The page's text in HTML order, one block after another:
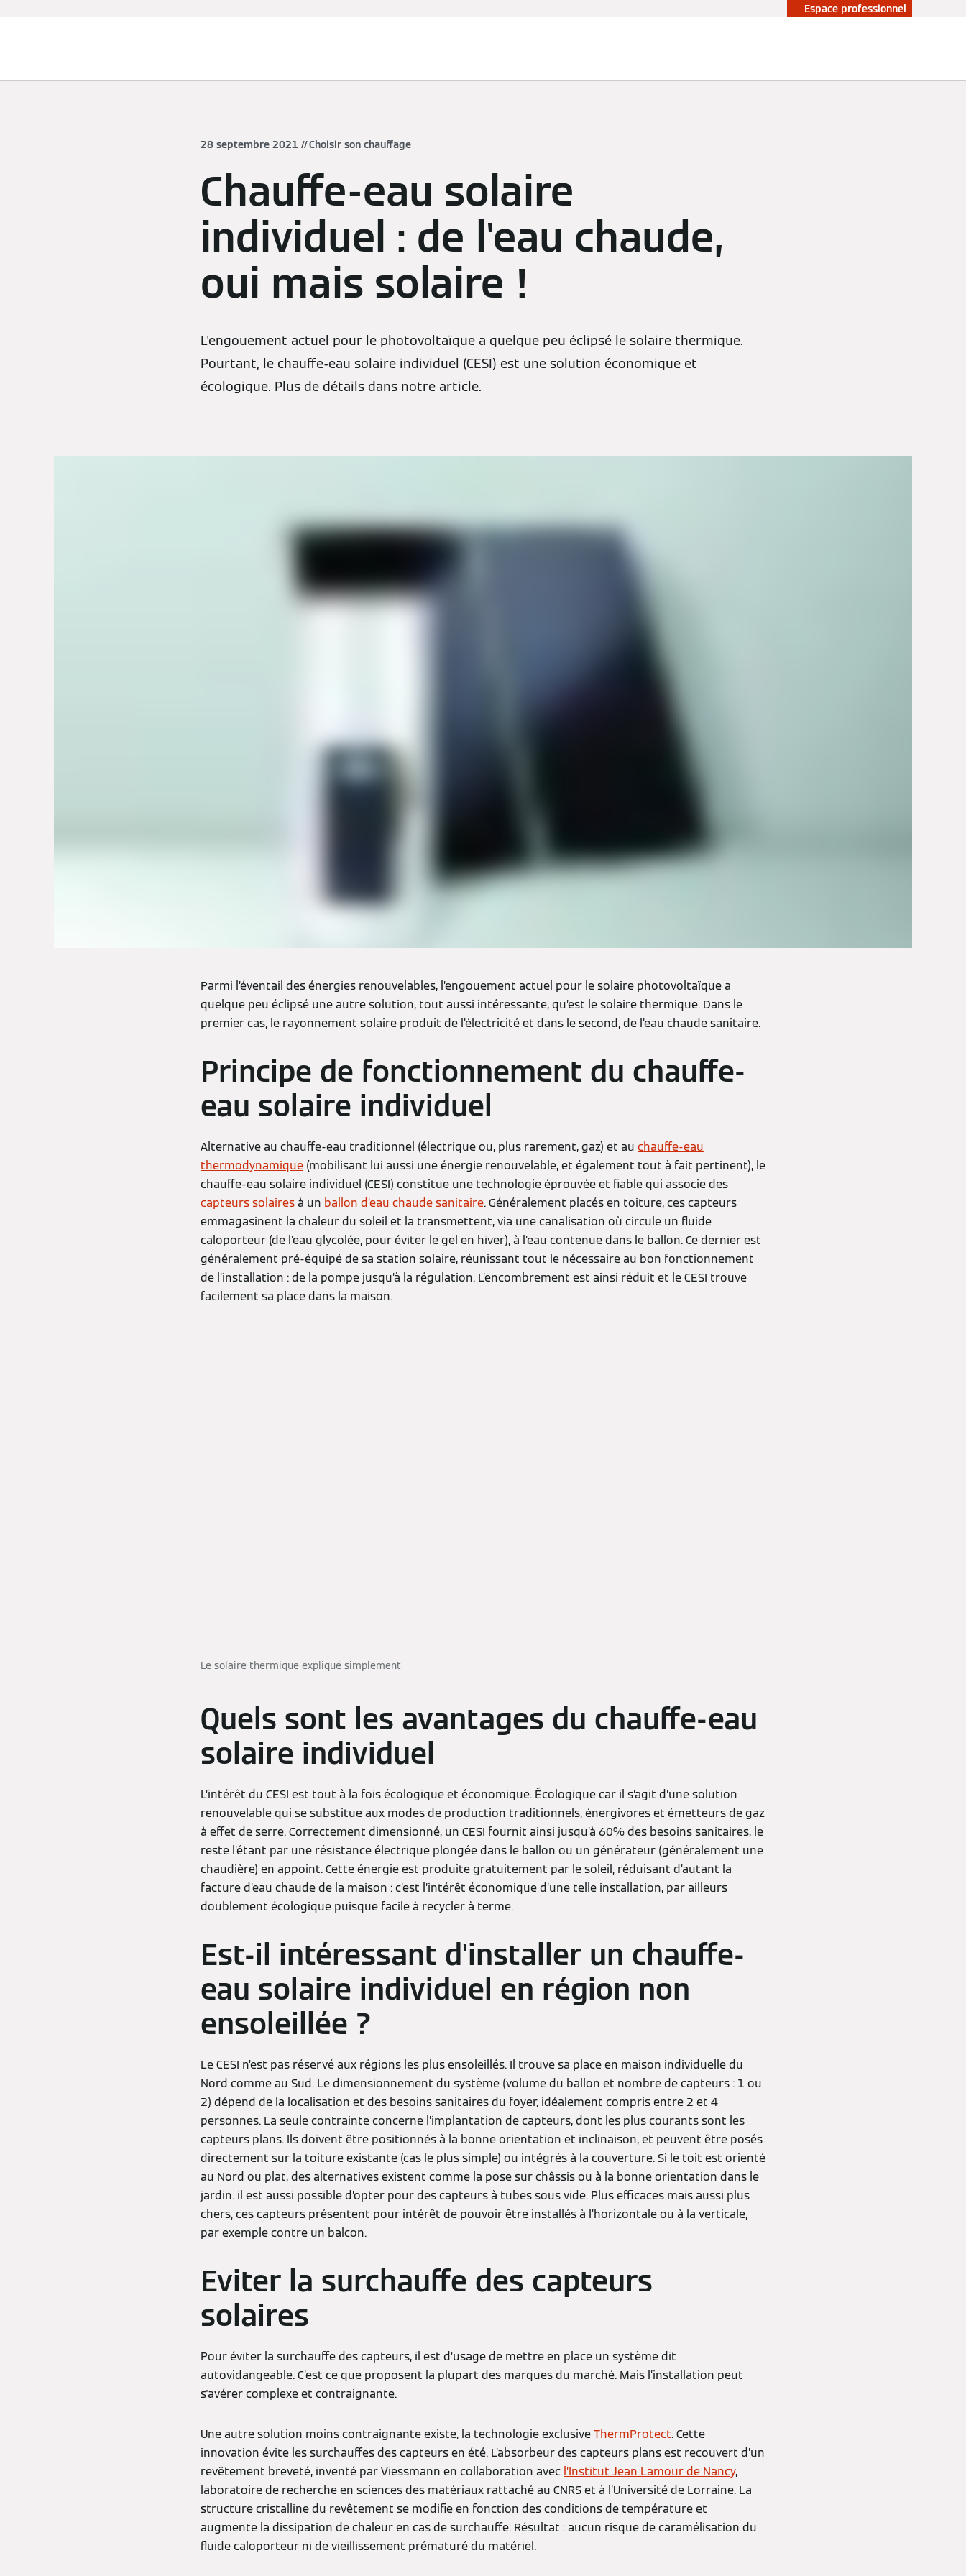
Espace professionnel
28 septembre 2021 Choisir son chauffage
Chauffe-eau solaire
individuel : de l'eau chaude,
oui mais solaire !
L'engouement actuel pour le photovoltaïque a quelque peu éclipsé le solaire thermique.
Pourtant, le chauffe-eau solaire individuel (CESI) est une solution économique et
écologique. Plus de détails dans notre article.
Parmi l’éventail des énergies renouvelables, l’engouement actuel pour le solaire photovoltaïque a
quelque peu éclipsé une autre solution, tout aussi intéressante, qu’est le solaire thermique. Dans le
premier cas, le rayonnement solaire produit de l’électricité et dans le second, de l’eau chaude sanitaire.
Principe de fonctionnement du chauffe-
eau solaire individuel
Alternative au chauffe-eau traditionnel (électrique ou, plus rarement, gaz) et au chauffe-eau
thermodynamique (mobilisant lui aussi une énergie renouvelable, et également tout à fait pertinent), le
chauffe-eau solaire individuel (CESI) constitue une technologie éprouvée et fiable qui associe des
capteurs solairesà un ballon d’eau chaude sanitaire. Généralement placés en toiture, ces capteurs
emmagasinent la chaleur du soleil et la transmettent, via une canalisation où circule un fluide
caloporteur (de l’eau glycolée, pour éviter le gel en hiver), à l’eau contenue dans le ballon. Ce dernier est
généralement pré-équipé de sa station solaire, réunissant tout le nécessaire au bon fonctionnement
de l’installation : de la pompe jusqu’à la régulation. L’encombrement est ainsi réduit et le CESI trouve
facilement sa place dans la maison.
Le solaire thermique expliqué simplement
Quels sont les avantages du chauffe-eau
solaire individuel
L’intérêt du CESI est tout à la fois écologique et économique. Écologique car il s’agit d’une solution
renouvelable qui se substitue aux modes de production traditionnels, énergivores et émetteurs de gaz
à effet de serre. Correctement dimensionné, un CESI fournit ainsi jusqu’à 60% des besoins sanitaires, le
reste l’étant par une résistance électrique plongée dans le ballon ou un générateur (généralement une
chaudière) en appoint. Cette énergie est produite gratuitement par le soleil, réduisant d’autant la
facture d’eau chaude de la maison : c’est l’intérêt économique d’une telle installation, par ailleurs
doublement écologique puisque facile à recycler à terme.
Est-il intéressant d'installer un chauffe-
eau solaire individuel en région non
ensoleillée ?
Le CESI n’est pas réservé aux régions les plus ensoleillés. Il trouve sa place en maison individuelle du
Nord comme au Sud. Le dimensionnement du système (volume du ballon et nombre de capteurs : 1 ou
2) dépend de la localisation et des besoins sanitaires du foyer, idéalement compris entre 2 et 4
personnes. La seule contrainte concerne l’implantation de capteurs, dont les plus courants sont les
capteurs plans. Ils doivent être positionnés à la bonne orientation et inclinaison, et peuvent être posés
directement sur la toiture existante (cas le plus simple) ou intégrés à la couverture. Si le toit est orienté
au Nord ou plat, des alternatives existent comme la pose sur châssis ou à la bonne orientation dans le
jardin. il est aussi possible d’opter pour des capteurs à tubes sous vide. Plus efficaces mais aussi plus
chers, ces capteurs présentent pour intérêt de pouvoir être installés à l’horizontale ou à la verticale,
par exemple contre un balcon.
Eviter la surchauffe des capteurs
solaires
Pour éviter la surchauffe des capteurs, il est d’usage de mettre en place un système dit
autovidangeable. C’est ce que proposent la plupart des marques du marché. Mais l’installation peut
s'avérer complexe et contraignante.
Une autre solution moins contraignante existe, la technologie exclusiveThermProtect. Cette
innovation évite les surchauffes des capteurs en été. L’absorbeur des capteurs plans est recouvert d’un
revêtement breveté, inventé par Viessmann en collaboration avec l’Institut Jean Lamour de Nancy,
laboratoire de recherche en sciences des matériaux rattaché au CNRS et à l’Université de Lorraine. La
structure cristalline du revêtement se modifie en fonction des conditions de température et
augmente la dissipation de chaleur en cas de surchauffe. Résultat : aucun risque de caramélisation du
fluide caloporteur ni de vieillissement prématuré du matériel.